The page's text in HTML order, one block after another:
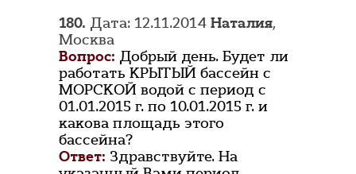
180. Дата: 12.11.2014 Наталия,
Москва
Вопрос: Добрый день. Будет ли
работать КРЫТЫЙ бассейн с
МОРСКОЙ водой с период с
01.01.2015 г. по 10.01.2015 г. и
какова площадь этого
бассейна?
Ответ: Здравствуйте. На